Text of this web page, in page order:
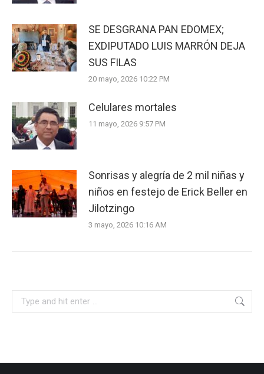
SE DESGRANA PAN EDOMEX;
EXDIPUTADO LUIS MARRÓN DEJA
SUS FILAS
20 mayo, 2026 10:22 PM
Celulares mortales
11 mayo, 2026 9:57 PM
Sonrisas y alegría de 2 mil niñas y
niños en festejo de Erick Beller en
Jilotzingo
3 mayo, 2026 10:16 AM